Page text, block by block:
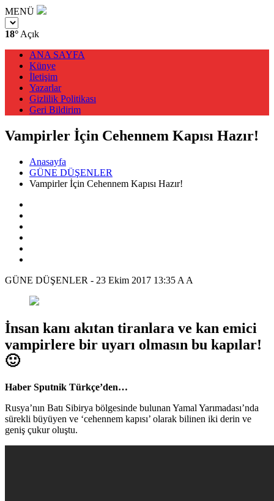
MENÜ
18° Açık
ANA SAYFA
Künye
İletişim
Yazarlar
Gizlilik Politikası
Geri Bildirim
Vampirler İçin Cehennem Kapısı Hazır!
Anasayfa
GÜNE DÜŞENLER
Vampirler İçin Cehennem Kapısı Hazır!
GÜNE DÜŞENLER - 23 Ekim 2017 13:35 A A
İnsan kanı akıtan tiranlara ve kan emici
vampirlere bir uyarı olmasın bu kapılar!
🙂
Haber Sputnik Türkçe’den…
Rusya’nın Batı Sibirya bölgesinde bulunan Yamal Yarımadası’nda
sürekli büyüyen ve ‘cehennem kapısı’ olarak bilinen iki derin ve
geniş çukur oluştu.